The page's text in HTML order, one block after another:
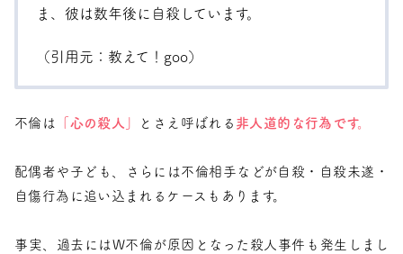
ま、彼は数年後に自殺しています。
（引用元： 教えて！goo）
不倫は 「心の殺人」 とさえ呼ばれる 非人道的な行為です。
配偶者や子ども、さらには不倫相手などが自殺・自殺未遂・
自傷行為に追い込まれるケースもあります。
事実、過去にはW不倫が原因となった殺人事件も発生しまし